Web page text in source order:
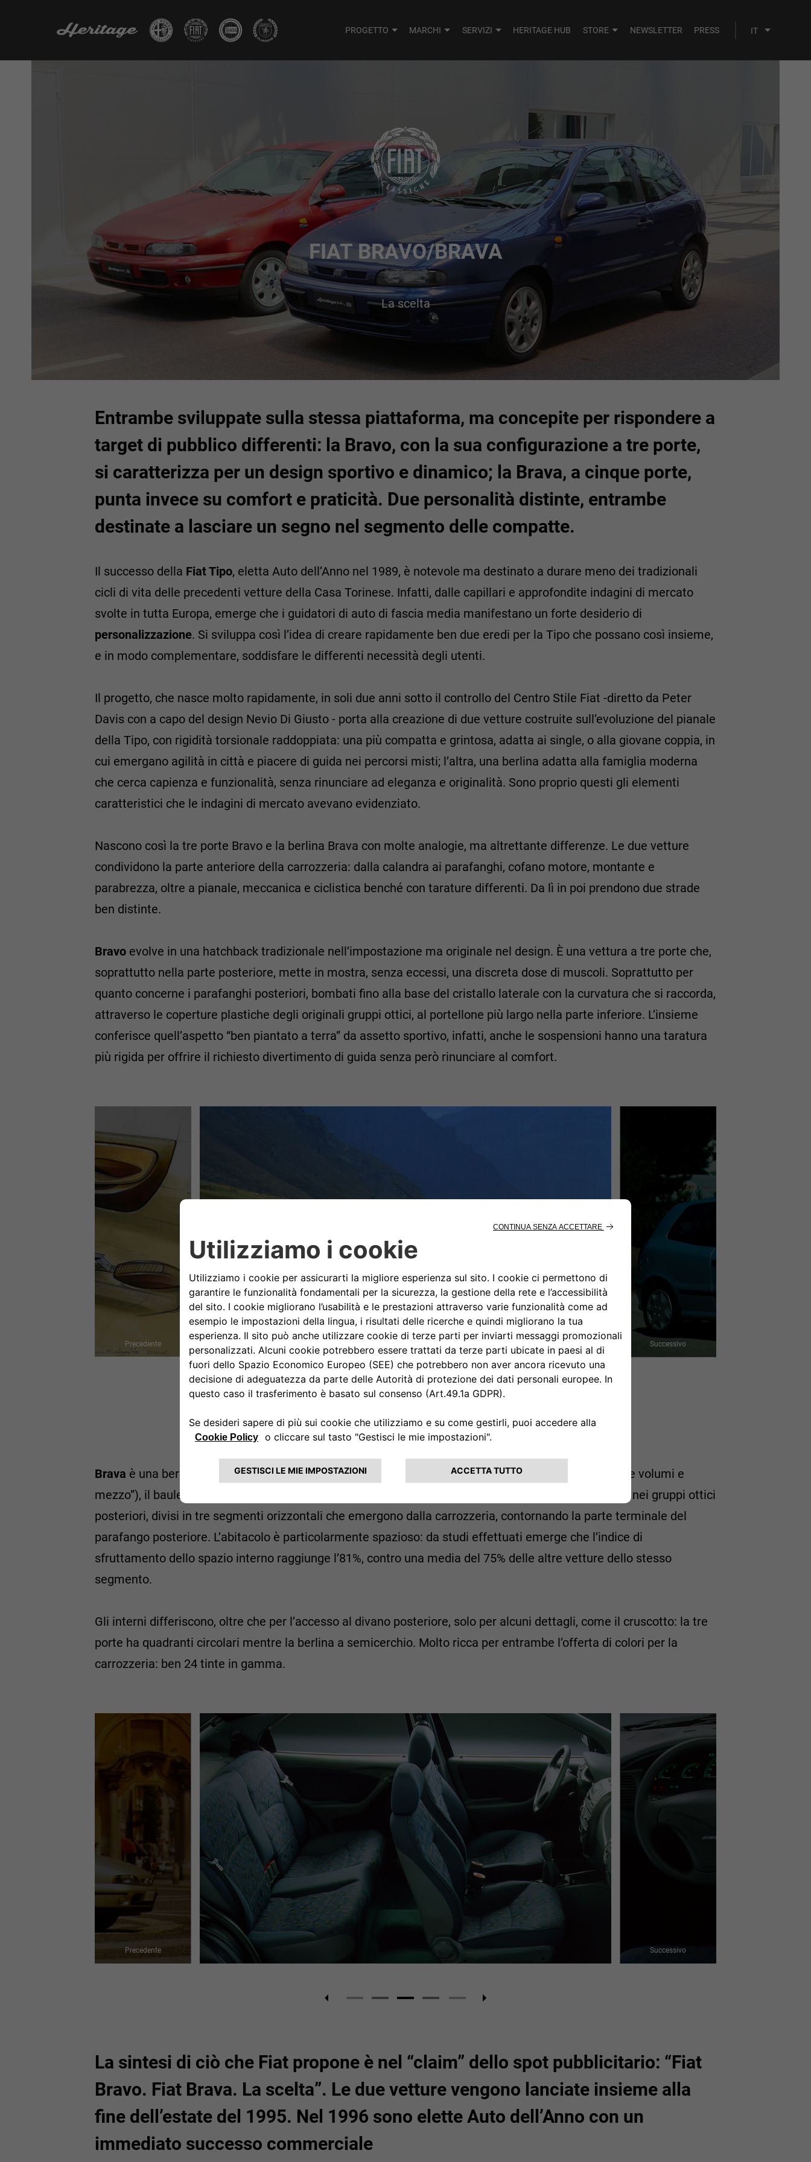
PROGETTO MARCHI SERVIZI HERITAGE HUB STORE NEWSLETTER PRESS
FIAT BRAVO/BRAVA
La scelta
Entrambe sviluppate sulla stessa piattaforma, ma concepite per rispondere a
target di pubblico differenti: la Bravo, con la sua configurazione a tre porte,
si caratterizza per un design sportivo e dinamico; la Brava, a cinque porte,
punta invece su comfort e praticità. Due personalità distinte, entrambe
destinate a lasciare un segno nel segmento delle compatte.
Il successo della Fiat Tipo, eletta Auto dell’Anno nel 1989, è notevole ma destinato a durare meno dei tradizionali
cicli di vita delle precedenti vetture della Casa Torinese. Infatti, dalle capillari e approfondite indagini di mercato
svolte in tutta Europa, emerge che i guidatori di auto di fascia media manifestano un forte desiderio di
personalizzazione. Si sviluppa così l’idea di creare rapidamente ben due eredi per la Tipo che possano così insieme,
e in modo complementare, soddisfare le differenti necessità degli utenti.
Il progetto, che nasce molto rapidamente, in soli due anni sotto il controllo del Centro Stile Fiat -diretto da Peter
Davis con a capo del design Nevio Di Giusto - porta alla creazione di due vetture costruite sull’evoluzione del pianale
della Tipo, con rigidità torsionale raddoppiata: una più compatta e grintosa, adatta ai single, o alla giovane coppia, in
cui emergano agilità in città e piacere di guida nei percorsi misti; l’altra, una berlina adatta alla famiglia moderna
che cerca capienza e funzionalità, senza rinunciare ad eleganza e originalità. Sono proprio questi gli elementi
caratteristici che le indagini di mercato avevano evidenziato.
Nascono così la tre porte Bravo e la berlina Brava con molte analogie, ma altrettante differenze. Le due vetture
condividono la parte anteriore della carrozzeria: dalla calandra ai parafanghi, cofano motore, montante e
parabrezza, oltre a pianale, meccanica e ciclistica benché con tarature differenti. Da lì in poi prendono due strade
ben distinte.
Bravo evolve in una hatchback tradizionale nell’impostazione ma originale nel design. È una vettura a tre porte che,
soprattutto nella parte posteriore, mette in mostra, senza eccessi, una discreta dose di muscoli. Soprattutto per
quanto concerne i parafanghi posteriori, bombati fino alla base del cristallo laterale con la curvatura che si raccorda,
attraverso le coperture plastiche degli originali gruppi ottici, al portellone più largo nella parte inferiore. L’insieme
conferisce quell’aspetto “ben piantato a terra” da assetto sportivo, infatti, anche le sospensioni hanno una taratura
più rigida per offrire il richiesto divertimento di guida senza però rinunciare al comfort.
Precedente Successivo
Brava è una berlina quattro porte con un caratteristico terzo volume rialzato appena accennato (“due volumi e
mezzo”), il baule è bombato e si raccorda al lunotto molto inclinato. La vettura mostra la sua unicità nei gruppi ottici
posteriori, divisi in tre segmenti orizzontali che emergono dalla carrozzeria, contornando la parte terminale del
parafango posteriore. L’abitacolo è particolarmente spazioso: da studi effettuati emerge che l’indice di
sfruttamento dello spazio interno raggiunge l’81%, contro una media del 75% delle altre vetture dello stesso
segmento.
Gli interni differiscono, oltre che per l’accesso al divano posteriore, solo per alcuni dettagli, come il cruscotto: la tre
porte ha quadranti circolari mentre la berlina a semicerchio. Molto ricca per entrambe l’offerta di colori per la
carrozzeria: ben 24 tinte in gamma.
Precedente Successivo
La sintesi di ciò che Fiat propone è nel “claim” dello spot pubblicitario: “Fiat
Bravo. Fiat Brava. La scelta”. Le due vetture vengono lanciate insieme alla
fine dell’estate del 1995. Nel 1996 sono elette Auto dell’Anno con un
immediato successo commerciale